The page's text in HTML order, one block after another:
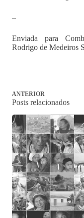
–
Enviada para
Rodrigo de Medeiros
ANTERIOR
Posts relacionados